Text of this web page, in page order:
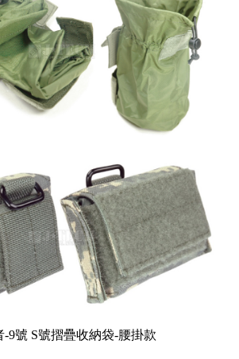
-9號 S號摺疊收納袋-腰掛款